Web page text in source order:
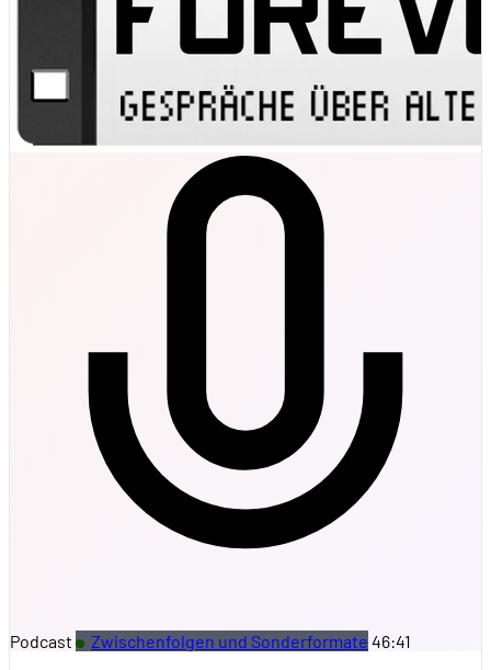
Podcast Zwischenfolgen und Sonderformate 46:41